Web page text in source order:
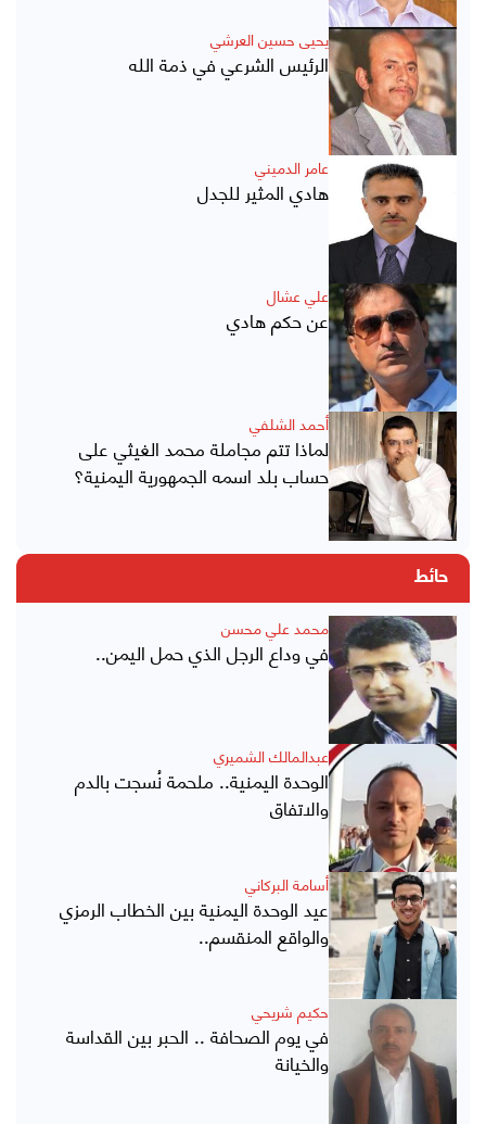
يحيى حسين العرشي
الرئيس الشرعي في ذمة الله
عامر الدميني
هادي المثير للجدل
علي عشال
عن حكم هادي
أحمد الشلفي
لماذا تتم مجاملة محمد الغيثي على
حساب بلد اسمه الجمهورية اليمنية؟
حائط
محمد علي محسن
في وداع الرجل الذي حمل اليمن..
عبدالمالك الشميري
الوحدة اليمنية.. ملحمة نُسجت بالدم
والاتفاق
أسامة البركاني
عيد الوحدة اليمنية بين الخطاب الرمزي
والواقع المنقسم..
حكيم شريحي
في يوم الصحافة .. الحبر بين القداسة
والخيانة